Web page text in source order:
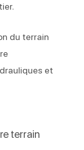
du terrain
et
terrain